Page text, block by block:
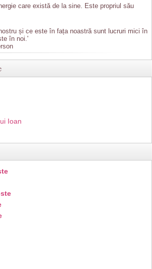
care există de la sine. Este propriul său
și ce este în fața noastră sunt lucruri mici în
în noi.'
Ioan